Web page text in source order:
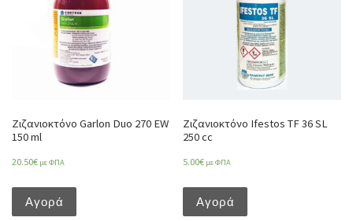
Ζιζανιοκτόνο Garlon Duo 270 EW
150 ml
20.50€ με ΦΠΑ
Αγορά
Ζιζανιοκτόνο Ifestos TF 36 SL
250 cc
5.00€ με ΦΠΑ
Αγορά